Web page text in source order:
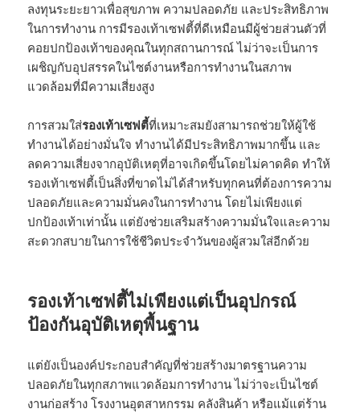
ลงทุนระยะยาวเพื่อสุขภาพ ความปลอดภัย และประสิทธิภาพ
ในการทำงาน การมีรองเท้าเซฟตี้ที่ดีเหมือนมีผู้ช่วยส่วนตัวที่
คอยปกป้องเท้าของคุณในทุกสถานการณ์ ไม่ว่าจะเป็นการ
เผชิญกับอุปสรรคในไซต์งานหรือการทำงานในสภาพ
แวดล้อมที่มีความเสี่ยงสูง
การสวมใส่รองเท้าเซฟตี้ที่เหมาะสมยังสามารถช่วยให้ผู้ใช้
ทำงานได้อย่างมั่นใจ ทำงานได้มีประสิทธิภาพมากขึ้น และ
ลดความเสี่ยงจากอุบัติเหตุที่อาจเกิดขึ้นโดยไม่คาดคิด ทำให้
รองเท้าเซฟตี้เป็นสิ่งที่ขาดไม่ได้สำหรับทุกคนที่ต้องการความ
ปลอดภัยและความมั่นคงในการทำงาน โดยไม่เพียงแต่
ปกป้องเท้าเท่านั้น แต่ยังช่วยเสริมสร้างความมั่นใจและความ
สะดวกสบายในการใช้ชีวิตประจำวันของผู้สวมใส่อีกด้วย
รองเท้าเซฟตี้ไม่เพียงแต่เป็นอุปกรณ์
ป้องกันอุบัติเหตุพื้นฐาน
แต่ยังเป็นองค์ประกอบสำคัญที่ช่วยสร้างมาตรฐานความ
ปลอดภัยในทุกสภาพแวดล้อมการทำงาน ไม่ว่าจะเป็นไซต์
งานก่อสร้าง โรงงานอุตสาหกรรม คลังสินค้า หรือแม้แต่ร้าน